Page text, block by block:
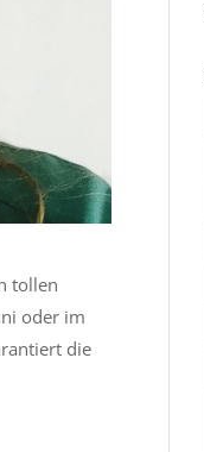
tollen
oder im
die